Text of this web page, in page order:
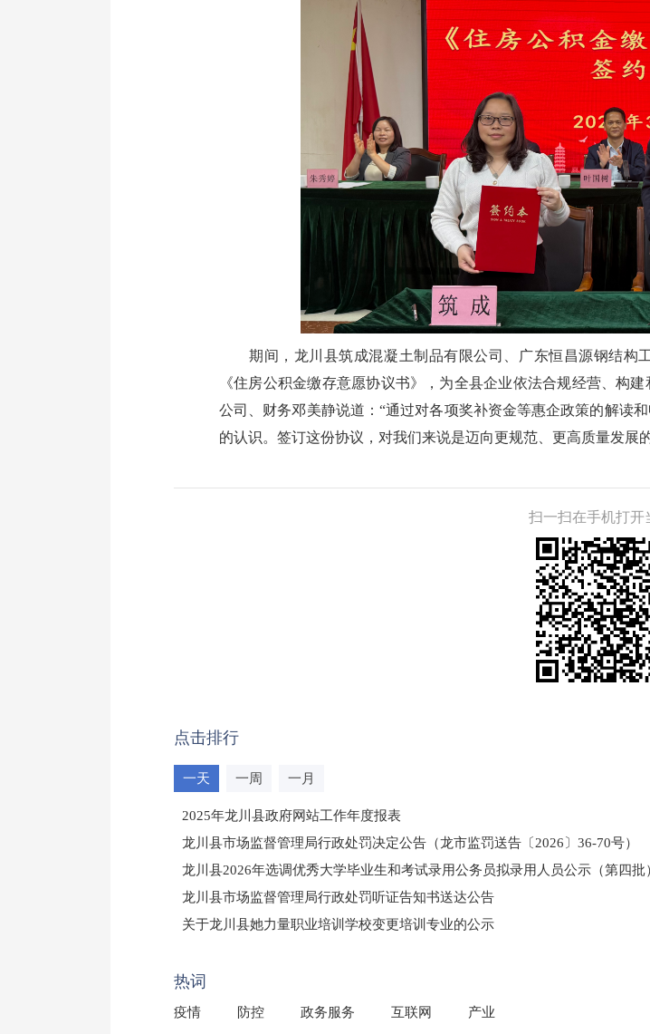
期间，龙川县筑成混凝土制品有限公司、广东恒昌源钢结构
《住房公积金缴存意愿协议书》，为全县企业依法合规经营、构
公司、财务邓美静说道：“通过对各项奖补资金等惠企政策的解读
的认识。签订这份协议，对我们来说是迈向更规范、更高质量发展
扫一扫在手机打开
点击排行
一天 一周 一月
2025年龙川县政府网站工作年度报表
龙川县市场监督管理局行政处罚决定公告（龙市监罚送告〔2026〕36-70号）
龙川县2026年选调优秀大学毕业生和考试录用公务员拟录用人员公示（第四批
龙川县市场监督管理局行政处罚听证告知书送达公告
（龙市监罚送告〔2026〕71号）
关于龙川县她力量职业培训学校变更培训专业的公示
热词
疫情 防控 政务服务 互联网 产业